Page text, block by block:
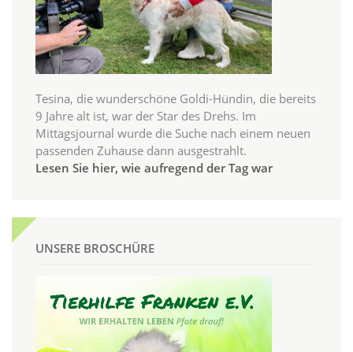
Tesina, die wunderschöne Goldi-Hündin, die bereits
9 Jahre alt ist, war der Star des Drehs. Im
Mittagsjournal wurde die Suche nach einem neuen
passenden Zuhause dann ausgestrahlt.
Lesen Sie hier, wie aufregend der Tag war
UNSERE BROSCHÜRE